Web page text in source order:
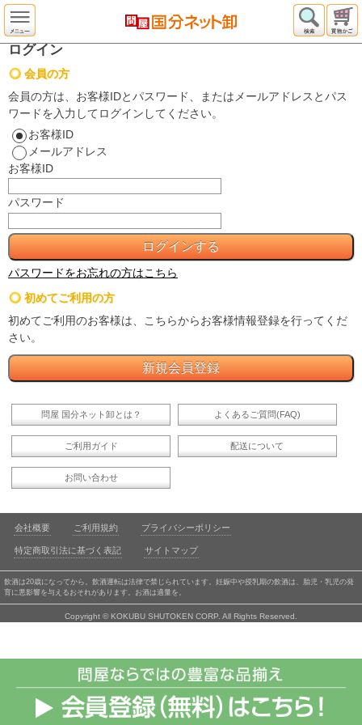
ログイン
会員の方
会員の方は、お客様IDとパスワード、またはメールアドレスとパス
ワードを入力してログインしてください。
お客様ID
メールアドレス
お客様ID
パスワード
パスワードをお忘れの方はこちら
初めてご利用の方
初めてご利用のお客様は、こちらからお客様情報登録を行ってくだ
さい。
問屋 国分ネット卸とは？ よくあるご質問(FAQ)
ご利用ガイド 配送について
お問い合わせ
会社概要 ご利用規約 プライバシーポリシー
特定商取引法に基づく表記 サイトマップ
飲酒は20歳になってから。飲酒運転は法律で禁じられています。妊娠中や授乳期の飲酒は、胎児・乳児の発
育に悪影響を与えるおそれがあります。お酒は適量を。
Copyright © KOKUBU SHUTOKEN CORP. All Rights Reserved.